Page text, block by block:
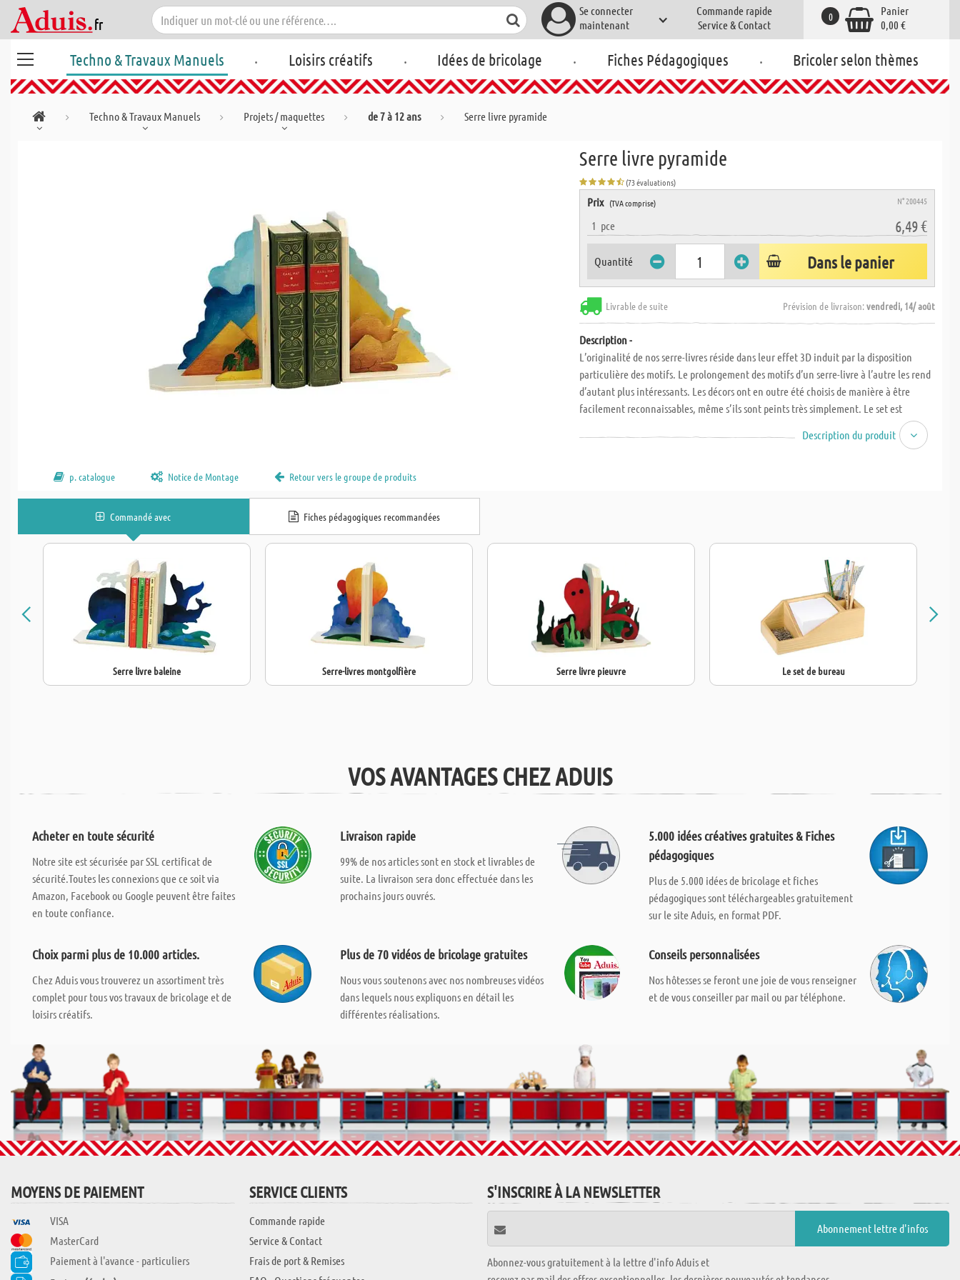
Se connecter
maintenant
Commande rapide
Service & Contact
Panier
0,00 €
0
Techno & Travaux Manuels . Loisirs créatifs . Idées de bricolage . Fiches Pédagogiques . Bricoler selon thèmes
Techno & Travaux Manuels Projets / maquettes de 7 à 12 ans Serre livre pyramide
Serre livre pyramide
(73 évaluations)
Prix (TVA comprise) N° 200445
1 pce 6,49 €
Quantité Dans le panier
Livrable de suite Prévision de livraison:vendredi, 14/ août
Description -
L’originalité de nos serre-livres réside dans leur effet 3D induit par la disposition
particulière des motifs. Le prolongement des motifs d’un serre-livre à l’autre les rend
d’autant plus intéressants. Les décors ont en outre été choisis de manière à être
facilement reconnaissables, même s’ils sont peints très simplement. Le set est
composé de deux serre-livres (1 droite, 1 gauche). Dimensions L x l x H : 180 x 110 x
150 mm. A partir du CE2, 6-8 heures.
Description du produit
p. catalogue Notice de Montage Retour vers le groupe de produits
Commandé avec Fiches pédagogiques recommandées
Serre livre baleine Serre-livres montgolfière Serre livre pieuvre Le set de bureau
VOS AVANTAGES CHEZ ADUIS
Acheter en toute sécurité
Notre site est sécurisée par SSL certificat de
sécurité.Toutes les connexions que ce soit via
Amazon, Facebook ou Google peuvent être faites
en toute confiance.
Livraison rapide
99% de nos articles sont en stock et livrables de
suite. La livraison sera donc effectuée dans les
prochains jours ouvrés.
5.000 idées créatives gratuites & Fiches
pédagogiques
Plus de 5.000 idées de bricolage et fiches
pédagogiques sont téléchargeables gratuitement
sur le site Aduis, en format PDF.
Choix parmi plus de 10.000 articles.
Chez Aduis vous trouverez un assortiment très
complet pour tous vos travaux de bricolage et de
loisirs créatifs.
Plus de 70 vidéos de bricolage gratuites
Nous vous soutenons avec nos nombreuses vidéos
dans lequels nous expliquons en détail les
différentes réalisations.
Conseils personnalisées
Nos hôtesses se feront une joie de vous renseigner
et de vous conseiller par mail ou par téléphone.
MOYENS DE PAIEMENT
VISA
MasterCard
Paiement à l'avance - particuliers
SERVICE CLIENTS
Commande rapide
Service & Contact
Frais de port & Remises
S'INSCRIRE À LA NEWSLETTER
Abonnez-vous gratuitement à la lettre d'info Aduis et